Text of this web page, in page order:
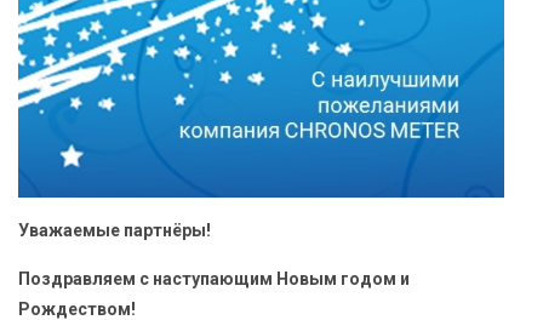
Уважаемые партнёры!
Поздравляем с наступающим Новым годом и
Рождеством!